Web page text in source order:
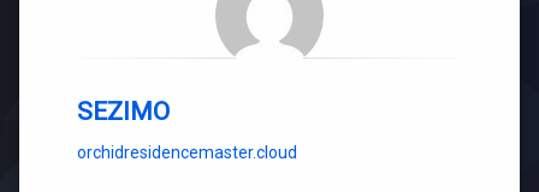
SEZIMO
orchidresidencemaster.cloud